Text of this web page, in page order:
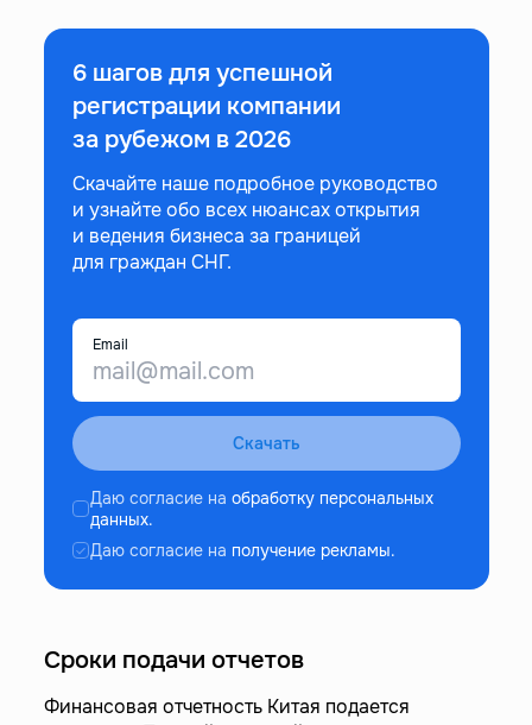
6 шагов для успешной
регистрации компании
за рубежом в 2026
Скачайте наше подробное руководство
и узнайте обо всех нюансах открытия
и ведения бизнеса за границей
для граждан СНГ.
Email
Скачать
Даю согласие на обработку персональных
данных.
Даю согласие на получение рекламы.
Сроки подачи отчетов
Финансовая отчетность Китая подается